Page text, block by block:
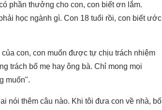
phần thưởng cho con, con biết ơn lắm.
học ngành gì. Con 18 tuổi rồi, con biết ước
con, con muốn được tự chịu trách nhiệm
trách bố mẹ hay ông bà. Chỉ mong mọi
muốn".
nói thêm câu nào. Khi tôi đưa con về nhà, bố